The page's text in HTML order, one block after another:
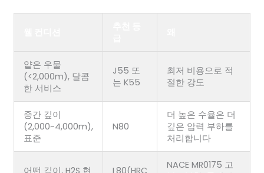
얕은 우물
(<2,000m), 달콤
한 서비스
J55 또
는 K55
최저 비용으로 적
절한 강도
중간 깊이
(2,000~4,000m),
표준
N80
더 높은 수율은 더
깊은 압력 부하를
처리합니다
NACE MR0175 고